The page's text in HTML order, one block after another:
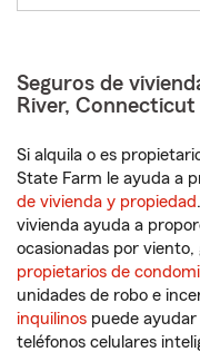
Seguros de
River, Connecticut
Si alquila o es
State Farm le ayuda a
de vivienda y propiedad
vivienda ayuda a
ocasionadas por
propietarios de
unidades de robo e
inquilinos puede
teléfonos celulares